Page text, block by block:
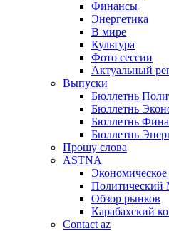
Финансы
Энергетика
В мире
Культура
Фото сессии
Актуальный
Выпуски
Бюллетнь
Бюллетнь
Бюллетнь
Бюллетнь
Прошу слова
ASTNA
Экономическое
Политический
Обзор рынков
Карабахский
Contact az